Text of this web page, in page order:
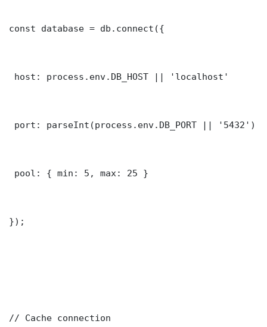
const database = db.connect({
host: process.env.DB_HOST || 'localhost'
port: parseInt(process.env.DB_PORT || '5432')
pool: { min: 5, max: 25 }
});
// Cache connection